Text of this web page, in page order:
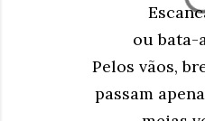
ou bata-
Pelos vãos,
passam